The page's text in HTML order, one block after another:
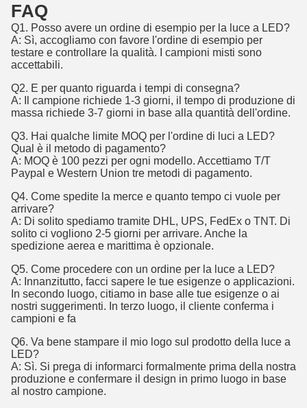
FAQ
Q1. Posso avere un ordine di esempio per la luce a LED?
A: Sì, accogliamo con favore l'ordine di esempio per
testare e controllare la qualità. I campioni misti sono
accettabili.
Q2. E per quanto riguarda i tempi di consegna?
A: Il campione richiede 1-3 giorni, il tempo di produzione di
massa richiede 3-7 giorni in base alla quantità dell'ordine.
Q3. Hai qualche limite MOQ per l'ordine di luci a LED?
Qual è il metodo di pagamento?
A: MOQ è 100 pezzi per ogni modello. Accettiamo T/T
Paypal e Western Union tre metodi di pagamento.
Q4. Come spedite la merce e quanto tempo ci vuole per
arrivare?
A: Di solito spediamo tramite DHL, UPS, FedEx o TNT. Di
solito ci vogliono 2-5 giorni per arrivare. Anche la
spedizione aerea e marittima è opzionale.
Q5. Come procedere con un ordine per la luce a LED?
A: Innanzitutto, facci sapere le tue esigenze o applicazioni.
In secondo luogo, citiamo in base alle tue esigenze o ai
nostri suggerimenti. In terzo luogo, il cliente conferma i
campioni e fa
Q6. Va bene stampare il mio logo sul prodotto della luce a
LED?
A: Sì. Si prega di informarci formalmente prima della nostra
produzione e confermare il design in primo luogo in base
al nostro campione.